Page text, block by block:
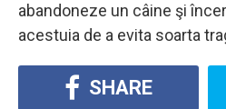
abandoneze un câine şi
acestuia de a evita soarta
SHARE